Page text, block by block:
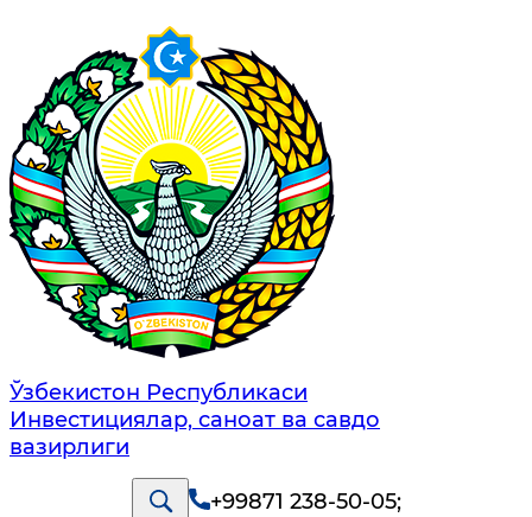
Ўзбекистон Республикаси
Инвестициялар, саноат ва савдо
вазирлиги
+99871 238-50-05;